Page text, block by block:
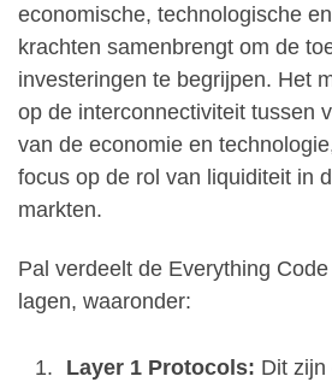
economische, technologische
krachten samenbrengt om de
investeringen te begrijpen. Het
op de interconnectiviteit tussen
van de economie en
focus op de rol van liquiditeit in
markten.
Pal verdeelt de Everything
lagen, waaronder:
Layer 1 Protocols: Dit zijn